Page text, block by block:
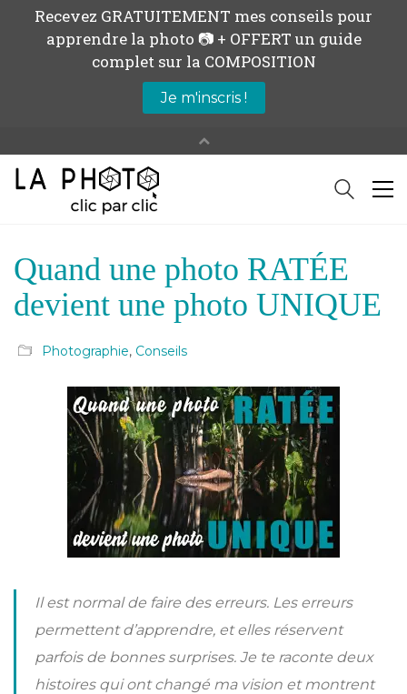
Quand une photo RATÉE
devient une photo UNIQUE
Photographie, Conseils
Il est normal de faire des erreurs. Les erreurs
permettent d’apprendre, et elles réservent
parfois de bonnes surprises. Je te raconte deux
histoires qui ont changé ma vision et montrent